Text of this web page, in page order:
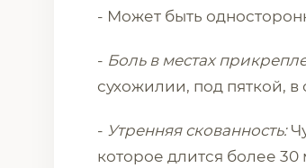
- Может быть
- Боль в местах
сухожилии, под пяткой,
- Утренняя скованность:
которое длится более